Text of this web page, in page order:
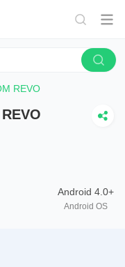
REVO
Android 4.0+
Android OS